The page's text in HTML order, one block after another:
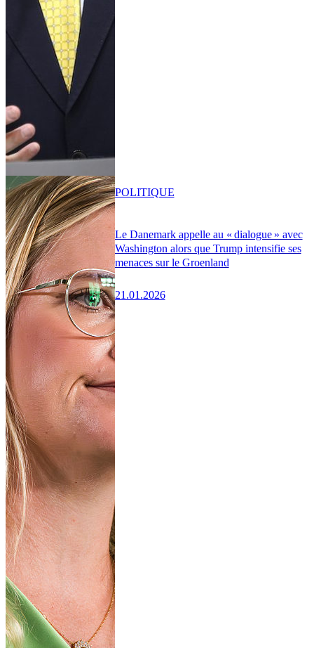
Le Danemark appelle au « dialogue » avec
Washington alors que Trump intensifie ses
menaces sur le Groenland
21.01.2026
POLITIQUE